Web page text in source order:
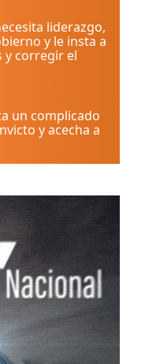
liderazgo,
y le insta a
y corregir el
un complicado
y acecha a